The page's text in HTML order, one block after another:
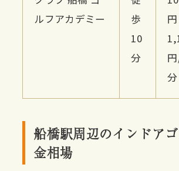
ルフアカデミー
歩
10
分
円
分
船橋駅周辺のインドア
金相場